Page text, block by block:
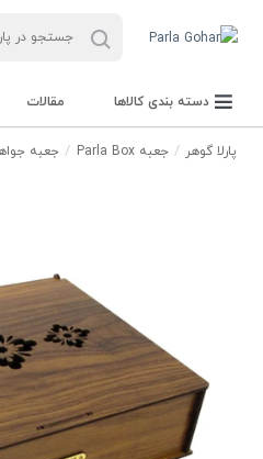
دسته بندی کالاها مقالات
پارلا گوهر جعبه Parla Box جعبه